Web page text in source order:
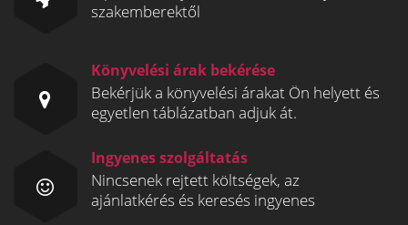
szakemberektől
Könyvelési árak bekérése
Bekérjük a könyvelési árakat Ön helyett és
egyetlen táblázatban adjuk át.
Ingyenes szolgáltatás
Nincsenek rejtett költségek, az
ajánlatkérés és keresés ingyenes